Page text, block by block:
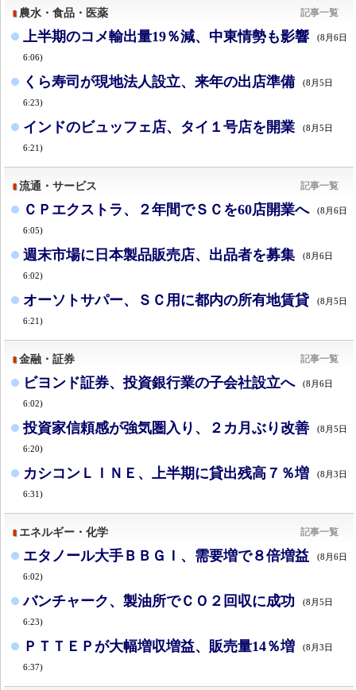
農水・食品・医薬 記事一覧
上半期のコメ輸出量19％減、中東情勢も影響 (8月6日
6:06)
くら寿司が現地法人設立、来年の出店準備 (8月5日
6:23)
インドのビュッフェ店、タイ１号店を開業 (8月5日
6:21)
流通・サービス 記事一覧
ＣＰエクストラ、２年間でＳＣを60店開業へ (8月6日
6:05)
週末市場に日本製品販売店、出品者を募集 (8月6日
6:02)
オーソトサパー、ＳＣ用に都内の所有地賃貸 (8月5日
6:21)
金融・証券 記事一覧
ビヨンド証券、投資銀行業の子会社設立へ (8月6日
6:02)
投資家信頼感が強気圏入り、２カ月ぶり改善 (8月5日
6:20)
カシコンＬＩＮＥ、上半期に貸出残高７％増 (8月3日
6:31)
エネルギー・化学 記事一覧
エタノール大手ＢＢＧＩ、需要増で８倍増益 (8月6日
6:02)
バンチャーク、製油所でＣＯ２回収に成功 (8月5日
6:23)
ＰＴＴＥＰが大幅増収増益、販売量14％増 (8月3日
6:37)